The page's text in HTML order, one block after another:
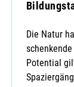
Die Natur
Potential